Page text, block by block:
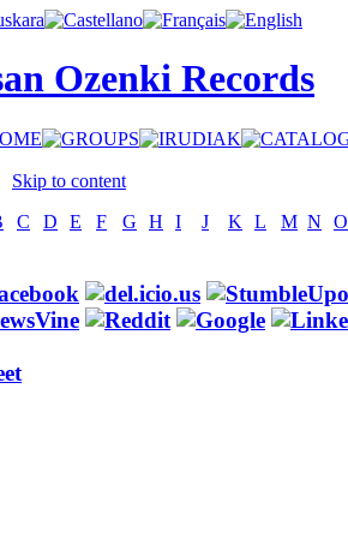
Ozenki Records
Skip to content
C D E F G H I J K L M N O